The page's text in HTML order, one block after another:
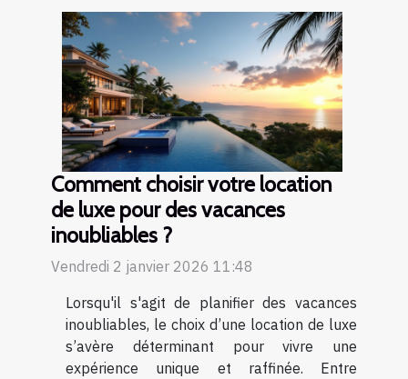
Comment choisir votre location
de luxe pour des vacances
inoubliables ?
Vendredi 2 janvier 2026 11:48
Lorsqu'il s'agit de planifier des vacances
inoubliables, le choix d’une location de luxe
s’avère déterminant pour vivre une
expérience unique et raffinée. Entre